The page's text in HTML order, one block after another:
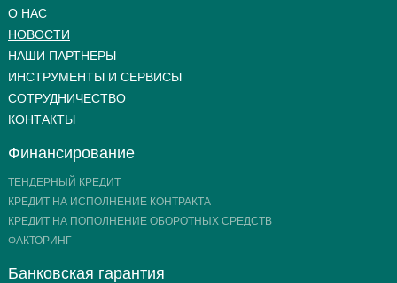
О НАС
НОВОСТИ
НАШИ ПАРТНЕРЫ
ИНСТРУМЕНТЫ И СЕРВИСЫ
СОТРУДНИЧЕСТВО
КОНТАКТЫ
Финансирование
ТЕНДЕРНЫЙ КРЕДИТ
КРЕДИТ НА ИСПОЛНЕНИЕ КОНТРАКТА
КРЕДИТ НА ПОПОЛНЕНИЕ ОБОРОТНЫХ СРЕДСТВ
ФАКТОРИНГ
Банковская гарантия